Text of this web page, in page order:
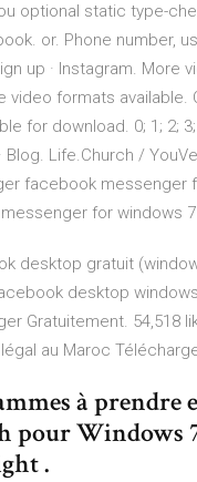
optional static type-
or. Phone number,
up · Instagram.
video formats
for download. 0; 1; 2;
Blog. Life.Church /
facebook messenger
for windows
desktop gratuit
desktop
Gratuitement. 54,518
au Maroc
à prendre
pour Windows
.